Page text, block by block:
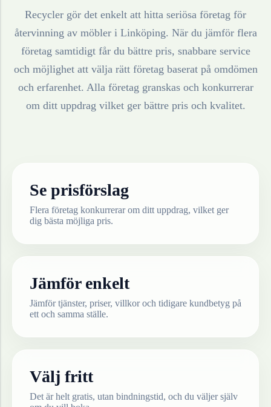
Recycler gör det enkelt att hitta seriösa företag för
återvinning av möbleri Linköping. När du jämför flera
företag samtidigt får du bättre pris, snabbare service
och möjlighet att välja rätt företag baserat på omdömen
och erfarenhet. Alla företag granskas och konkurrerar
om ditt uppdrag vilket ger bättre pris och kvalitet.
Se prisförslag
Flera företag konkurrerar om ditt uppdrag, vilket ger
dig bästa möjliga pris.
Jämför enkelt
Jämför tjänster, priser, villkor och tidigare kundbetyg på
ett och samma ställe.
Välj fritt
Det är helt gratis, utan bindningstid, och du väljer själv